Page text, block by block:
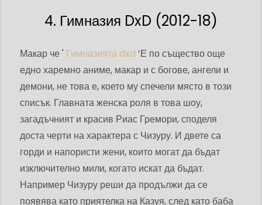
4. Гимназия DxD (2012-18)
Макар че ' Гимназията dxd ’Е по същество още
едно харемно аниме, макар и с богове, ангели и
демони, не това е, което му спечели място в този
списък. Главната женска роля в това шоу,
загадъчният и красив Риас Гремори, споделя
доста черти на характера с Чизуру. И двете са
горди и напористи жени, които могат да бъдат
изключително мили, когато искат да бъдат.
Например Чизуру реши да продължи да се
появява като приятелка на Казуя, след като баба